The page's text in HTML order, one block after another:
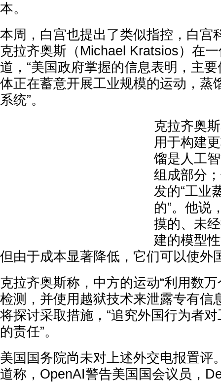
本。
本周，白宫也提出了类似指控，白宫
克拉齐奥斯（Michael Kratsios）在
道，“美国政府掌握的信息表明，主
体正在蓄意开展工业规模的运动，蒸
系统”。
克拉齐奥
用于构建
馏是人工
组成部分
发的“工业
的”。他说
摸的、未
建的模型
但由于成本显著降低，它们可以使外
克拉齐奥斯称，中方的运动“利用数
检测，并使用越狱技术来泄露专有信
将探讨采取措施，“追究外国行为者
的责任”。
美国国务院尚未对上述外交电报置评
道称，OpenAI警告美国国会议员，